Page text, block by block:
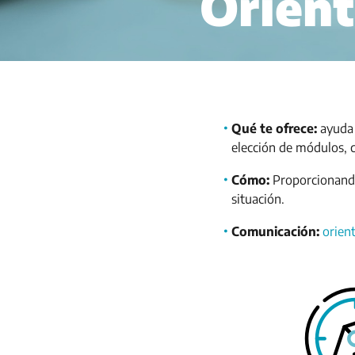
Qué te ofrece:ayuda
elección de módulos,
Cómo:
situación.
Comunicación: